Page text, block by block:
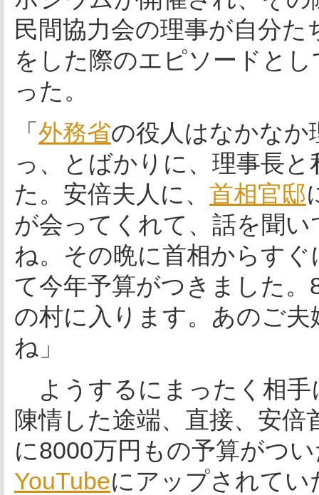
民間協力会の理事が自分
をした際のエピソードと
った。
「 外務省の役人はなかな
っ、とばかりに、理事長
た。安倍夫人に、 首相官邸
が会ってくれて、話を聞
ね。その晩に首相からす
て今年予算がつきました
の村に入ります。あのご
ね」
ようするにまったく相手
陳情した途端、直接、安
に8000万円もの予算がつ
YouTubeにアップされて